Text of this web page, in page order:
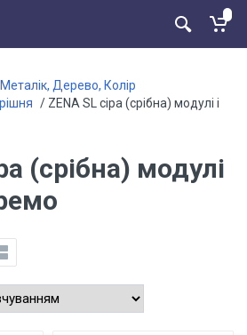
Металік, Дерево, Колір
/ ZENA SL сіра (срібна) модулі і
(срібна) модулі